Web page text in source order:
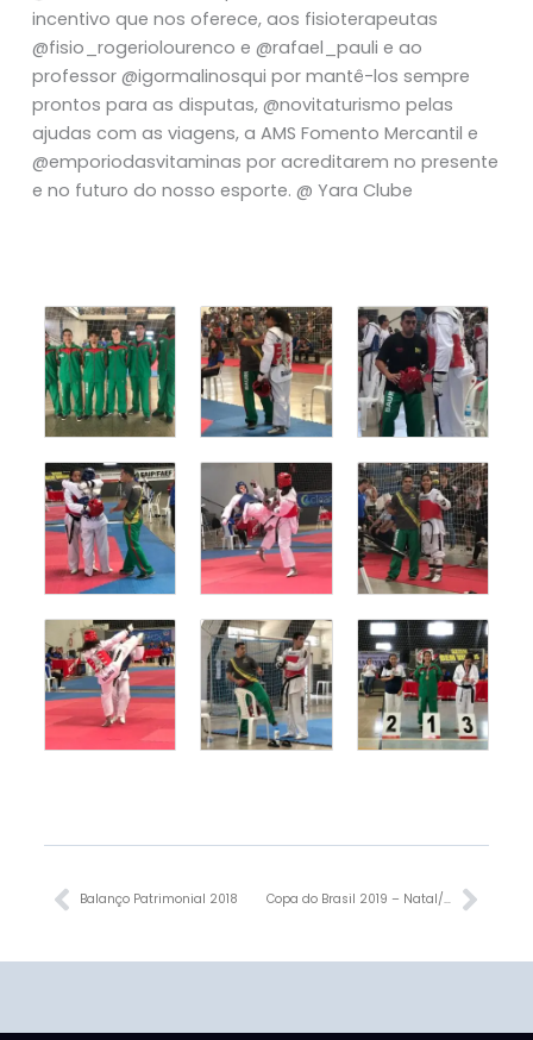
incentivo que nos oferece, aos fisioterapeutas
@fisio_rogeriolourenco e @rafael_pauli e ao
professor @igormalinosqui por mantê-los sempre
prontos para as disputas, @novitaturismo pelas
ajudas com as viagens, a AMS Fomento Mercantil e
@emporiodasvitaminas por acreditarem no presente
e no futuro do nosso esporte. @ Yara Clube
Anterior
Balanço Patrimonial 2018 Copa do Brasil 2019 – Natal/RN